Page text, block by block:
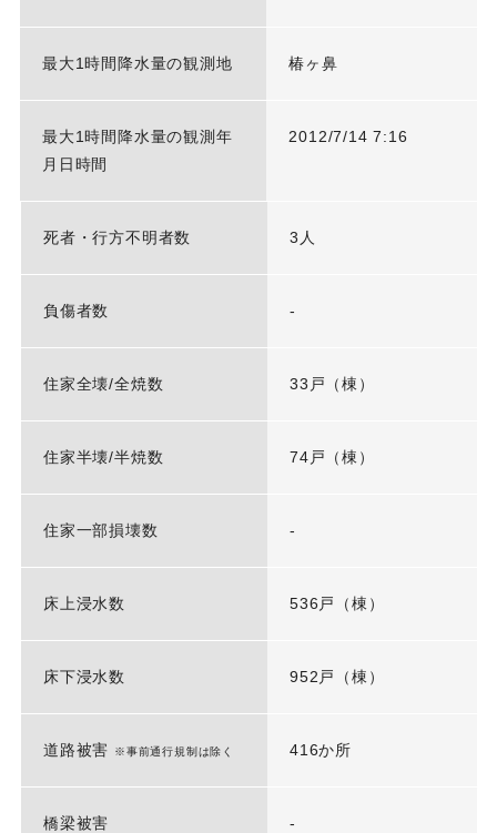
最大1時間降水量の観測地 椿ヶ鼻
最大1時間降水量の観測年
月日時間
2012/7/14 7:16
死者・行方不明者数 3人
負傷者数 -
住家全壊/全焼数 33戸（棟）
住家半壊/半焼数 74戸（棟）
住家一部損壊数 -
床上浸水数 536戸（棟）
床下浸水数 952戸（棟）
道路被害 ※事前通行規制は除く 416か所
橋梁被害 -